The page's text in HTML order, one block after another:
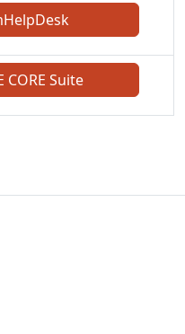
CORE Suite